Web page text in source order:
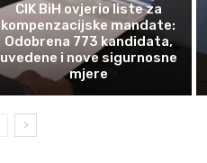
CIK BiH ovjerio liste za
kompenzacijske mandate:
Odobrena 773 kandidata,
uvedene i nove sigurnosne
mjere